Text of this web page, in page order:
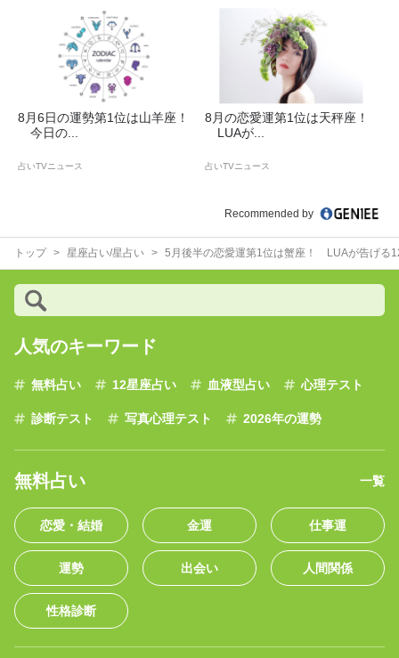
8月6日の運勢第1位は山羊座！
今日の...
占いTVニュース
8月の恋愛運第1位は天秤座！
LUAが...
占いTVニュース
Recommended by
トップ 星座占い/星占い 5月後半の恋愛運第1位は蟹座！ LUAが告げる
人気のキーワード
無料占い 12星座占い 血液型占い 心理テスト
診断テスト 写真心理テスト 2026年の運勢
無料占い 一覧
恋愛・結婚 金運 仕事運
運勢 出会い 人間関係
性格診断